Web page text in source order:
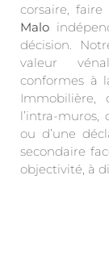
corsaire,
Malo
décision.
valeur
conformes à
Immobilière,
l’intra-muros,
ou d’une
secondaire
objectivité, à